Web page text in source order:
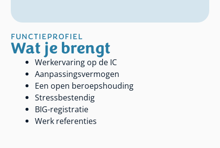
FUNCTIEPROFIEL
Wat je brengt
Werkervaring op de IC
Aanpassingsvermogen
Een open beroepshouding
Stressbestendig
BIG-registratie
Werk referenties